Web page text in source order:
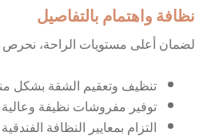
نظافة واهتمام بالتفاصيل
لضمان أعلى مستويات الراحة،
تنظيف وتعقيم الشقة بشكل
توفير مفروشات نظيفة وعالية
التزام بمعايير النظافة الفندقية